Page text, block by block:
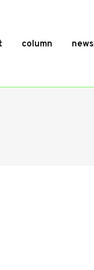
column news